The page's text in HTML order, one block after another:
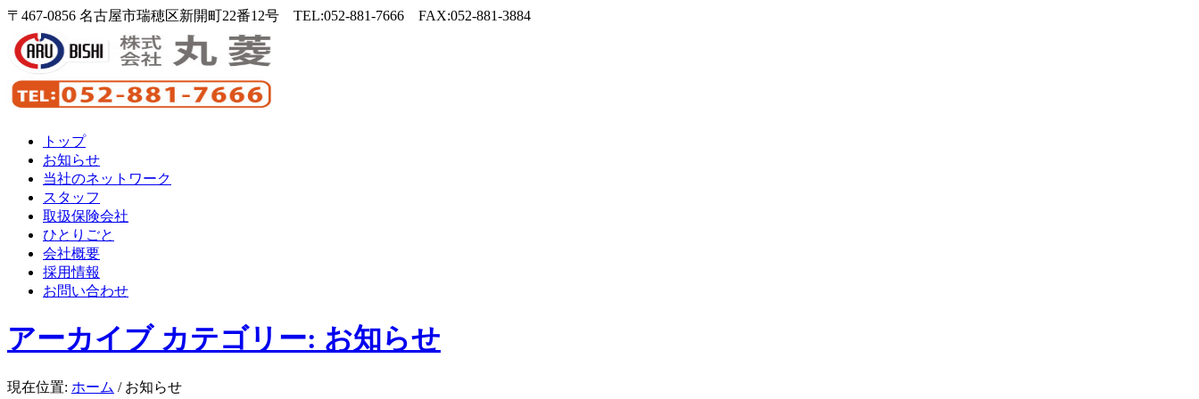
〒467-0856 名古屋市瑞穂区新開町22番12号 TEL:052-881-7666 FAX:052-881-3884
トップ
お知らせ
当社のネットワーク
スタッフ
取扱保険会社
ひとりごと
会社概要
採用情報
お問い合わせ
アーカイブ カテゴリー: お知らせ
現在位置: ホーム / お知らせ